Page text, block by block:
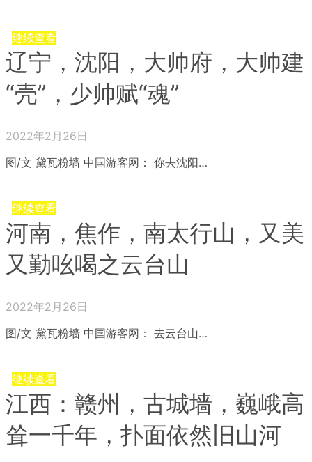
继续查看
辽宁，沈阳，大帅府，大帅建
“壳”，少帅赋“魂”
2022年2月26日
图/文 黛瓦粉墙 中国游客网： 你去沈阳…
继续查看
河南，焦作，南太行山，又美
又勤吆喝之云台山
2022年2月26日
图/文 黛瓦粉墙 中国游客网： 去云台山…
继续查看
江西：赣州，古城墙，巍峨高
耸一千年，扑面依然旧山河